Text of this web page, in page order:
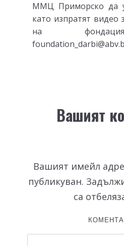
ММЦ Приморско да
като изпратят видео
на
Вашият
Вашият имейл
публикуван.
са